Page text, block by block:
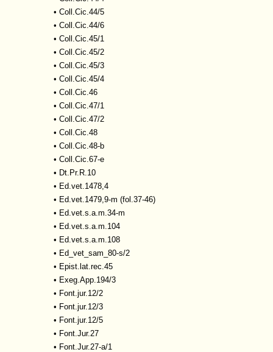
• Coll.Cic.44/5
• Coll.Cic.44/6
• Coll.Cic.45/1
• Coll.Cic.45/2
• Coll.Cic.45/3
• Coll.Cic.45/4
• Coll.Cic.46
• Coll.Cic.47/1
• Coll.Cic.47/2
• Coll.Cic.48
• Coll.Cic.48-b
• Coll.Cic.67-e
• Dt.Pr.R.10
• Ed.vet.1478,4
• Ed.vet.1479,9-m (fol.37-46)
• Ed.vet.s.a.m.34-m
• Ed.vet.s.a.m.104
• Ed.vet.s.a.m.108
• Ed_vet_sam_80-s/2
• Epist.lat.rec.45
• Exeg.App.194/3
• Font.jur.12/2
• Font.jur.12/3
• Font.jur.12/5
• Font.Jur.27
• Font.Jur.27-a/1